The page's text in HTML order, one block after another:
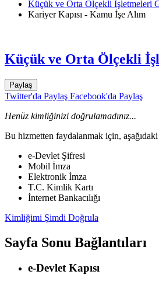
Küçük ve Orta Ölçekli İşletmeleri
Kariyer Kapısı - Kamu İşe Alım
Küçük ve Orta Ölçekli
Paylaş
Twitter'da Paylaş Facebook'da Paylaş
Henüz kimliğinizi doğrulamadınız...
Bu hizmetten faydalanmak için,
e-Devlet Şifresi
Mobil İmza
Elektronik İmza
T.C. Kimlik Kartı
İnternet Bankacılığı
Kimliğimi Şimdi Doğrula
Sayfa Sonu Bağlantıları
e-Devlet Kapısı